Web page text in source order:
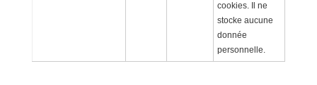
cookies. Il ne
stocke aucune
donnée
personnelle.